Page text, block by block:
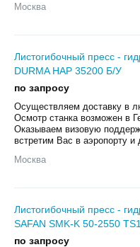
Москва
Листогибочный пресс -
DURMA HAP 35200 Б/У
по запросу
Осуществляем доставку в
Осмотр станка возможен в
Оказываем визовую
встретим Вас в аэропорту и
Москва
Листогибочный пресс -
SAFAN SMK-K 50-2550
по запросу